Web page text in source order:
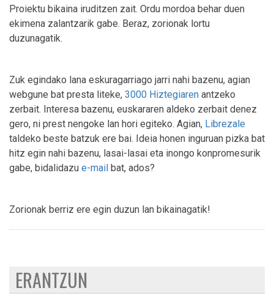
Proiektu bikaina iruditzen zait. Ordu mordoa behar duen
ekimena zalantzarik gabe. Beraz, zorionak lortu
duzunagatik.
Zuk egindako lana eskuragarriago jarri nahi bazenu, agian
webgune bat presta liteke, 3000 Hiztegiaren antzeko
zerbait. Interesa bazenu, euskararen aldeko zerbait denez
gero, ni prest nengoke lan hori egiteko. Agian, Librezale
taldeko beste batzuk ere bai. Ideia honen inguruan pizka bat
hitz egin nahi bazenu, lasai-lasai eta inongo konpromesurik
gabe, bidalidazu e-mail bat, ados?
Zorionak berriz ere egin duzun lan bikainagatik!
ERANTZUN